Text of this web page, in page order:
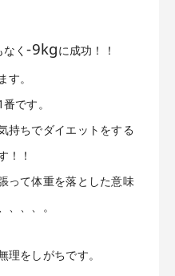
なく-9kgに成功！！
。
です。
持ちでダイエットをする
！！
って体重を落とした意味
、、、。
をしがちです。